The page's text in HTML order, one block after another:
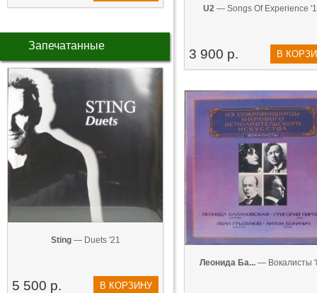
Запечатанные
Sting— Duets '21
5 500 р. В КОРЗИНУ
U2— Songs Of Experience
3 900 р. В
Леонида Ба...— Вокалисты